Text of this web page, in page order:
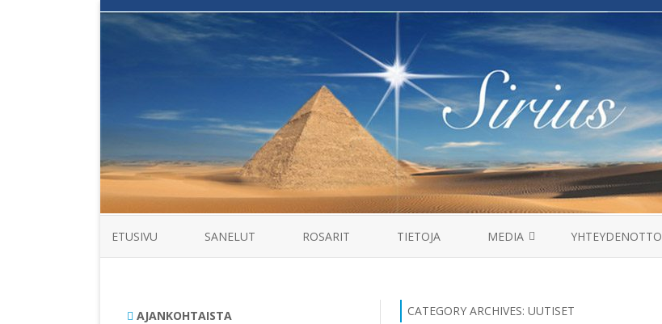
ETUSIVU SANELUT ROSARIT TIETOJA MEDIA
HAASTATTELUT
YHTEYDENOTTO
CATEGORY ARCHIVES:UUTISET
AJANKOHTAISTA